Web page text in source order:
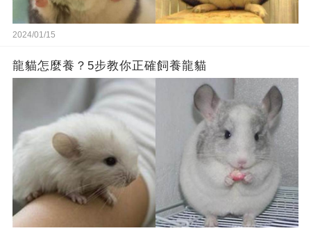
2024/01/15
龍貓怎麼養？5步教你正確飼養龍貓